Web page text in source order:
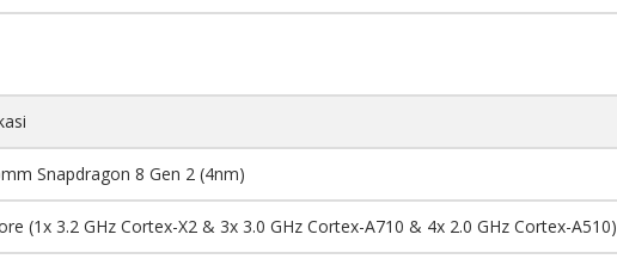
Snapdragon 8 Gen 2 (4nm)
(1x 3.2 GHz Cortex-X2 & 3x 3.0 GHz Cortex-A710 & 4x 2.0 GHz Cortex-A510)